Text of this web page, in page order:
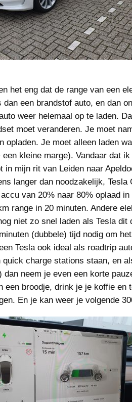
het eng dat de range van een
een brandstof auto, en dan
weer helemaal op te laden.
moet veranderen. Je moet
opladen. Je moet alleen laden
kleine marge). Vandaar dat
in mijn rit van Leiden naar
langer dan noodzakelijk, Tesla
van 20% naar 80% oplaad in
range in 20 minuten. Andere
niet zo snel laden als Tesla dit
(dubbele) tijd nodig om
Tesla ook ideal als roadtrip
quick charge stations staan, en
dan neem je even een korte
een broodje, drink je je koffie en
En je kan weer je volgende